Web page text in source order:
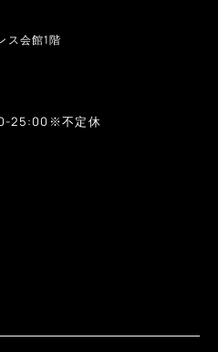
ス会館1階
25:00 ※不定休